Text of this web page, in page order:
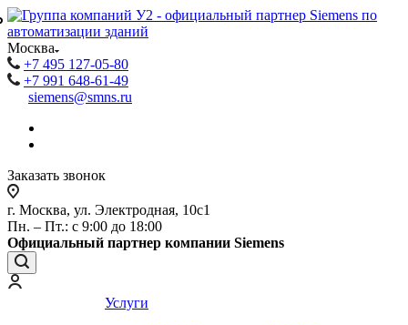
Москва
+7 495 127-05-80
+7 991 648-61-49
siemens@smns.ru
Заказать звонок
г. Москва, ул. Электродная, 10с1
Пн. – Пт.: с 9:00 до 18:00
Официальный партнер компании Siemens
Услуги